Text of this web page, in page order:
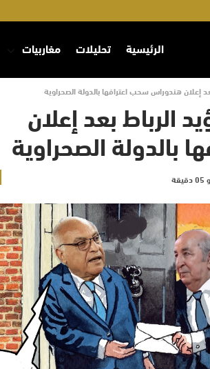
الرئيسية تحليلات مغاربيات
إعلان هندوراس سحب اعترافها بالدولة الصحراوية
الرباط بعد إعلان
الصحراوية